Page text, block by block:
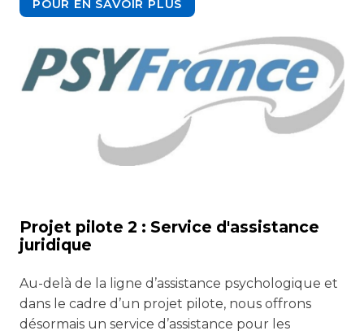
POUR EN SAVOIR PLUS
Projet pilote 2 : Service d'assistance
juridique
Au-delà de la ligne d’assistance psychologique et
dans le cadre d’un projet pilote, nous offrons
désormais un service d’assistance pour les